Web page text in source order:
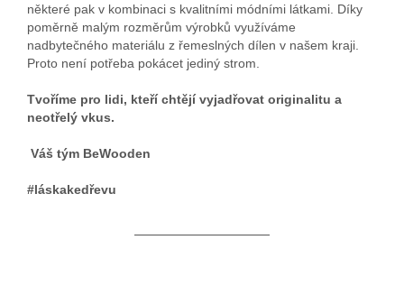
některé pak v kombinaci s kvalitními módními látkami. Díky
poměrně malým rozměrům výrobků využíváme
nadbytečného materiálu z řemeslných dílen v našem kraji.
Proto není potřeba pokácet jediný strom.
Tvoříme pro lidi, kteří chtějí vyjadřovat originalitu a
neotřelý vkus.
Váš tým BeWooden
#láskakedřevu